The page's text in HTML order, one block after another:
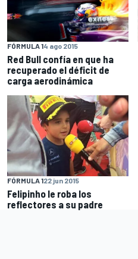
FÓRMULA 14 ago 2015
Red Bull confía en que ha
recuperado el déficit de
carga aerodinámica
FÓRMULA 122 jun 2015
Felipinho le roba los
reflectores a su padre